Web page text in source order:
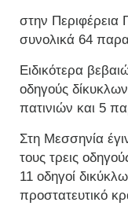
στην Περιφέρεια
συνολικά 64
Ειδικότερα
οδηγούς
πατινιών και 5
Στη Μεσσηνία
τους τρεις
11 οδηγοί
προστατευτικό